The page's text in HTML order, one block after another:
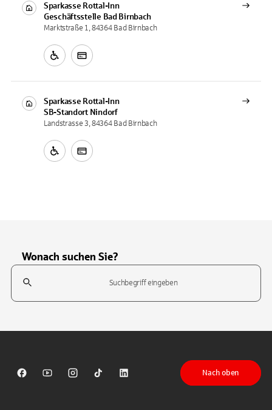
Sparkasse Rottal-Inn
Geschäftsstelle Bad Birnbach
Marktstraße 1, 84364 Bad Birnbach
Sparkasse Rottal-Inn
SB-Standort Nindorf
Landstrasse 3, 84364 Bad Birnbach
Wonach suchen Sie?
Suchfeld
Sparkasse auf Facebook
Sparkasse auf Youtube
Sparkasse auf Instagram
Sparkasse auf TikTok
Sparkasse auf LinkedIn
Nach oben